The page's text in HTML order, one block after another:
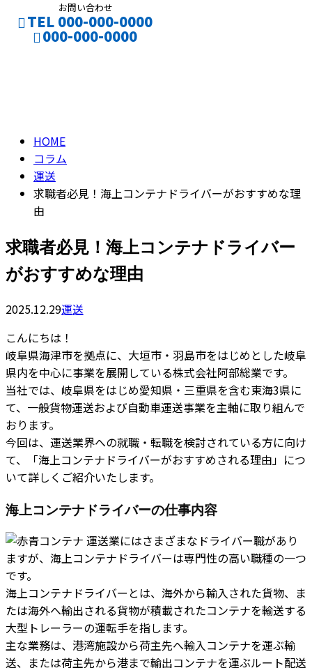
お問い合わせ
TEL 000-000-0000
000-000-0000
HOME
コラム
運送
求職者必見！海上コンテナドライバーがおすすめな理
由
求職者必見！海上コンテナドライバー
がおすすめな理由
2025.12.29運送
こんにちは！
岐阜県海津市を拠点に、大垣市・羽島市をはじめとした岐阜
県内を中心に事業を展開している株式会社阿部総業です。
当社では、岐阜県をはじめ愛知県・三重県を含む東海3県に
て、一般貨物運送および自動車運送事業を主軸に取り組んで
おります。
今回は、運送業界への就職・転職を検討されている方に向け
て、「海上コンテナドライバーがおすすめされる理由」につ
いて詳しくご紹介いたします。
海上コンテナドライバーの仕事内容
運送業にはさまざまなドライバー職があり
ますが、海上コンテナドライバーは専門性の高い職種の一つ
です。
海上コンテナドライバーとは、海外から輸入された貨物、ま
たは海外へ輸出される貨物が積載されたコンテナを輸送する
大型トレーラーの運転手を指します。
主な業務は、港湾施設から荷主先へ輸入コンテナを運ぶ輸
送、または荷主先から港まで輸出コンテナを運ぶルート配送